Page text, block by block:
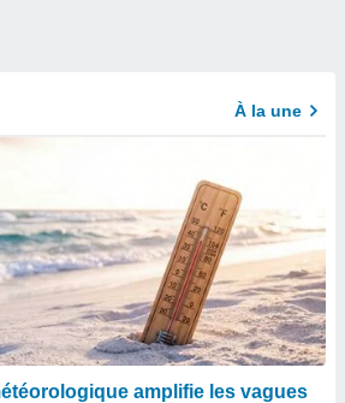
À la une
amplifie les vagues